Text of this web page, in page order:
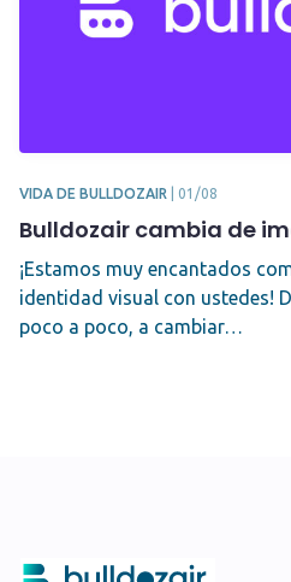
VIDA DE BULLDOZAIR 01/08
Bulldozair cambia de
¡Estamos muy encantados
identidad visual con ustedes!
poco a poco, a cambiar…